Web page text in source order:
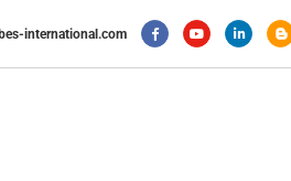
international.com